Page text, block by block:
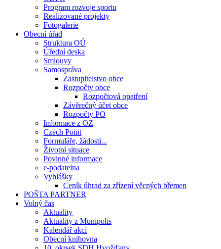
Program rozvoje sportu
Realizované projekty
Fotogalerie
Obecní úřad
Struktura OÚ
Úřední deska
Smlouvy
Samospráva
Zastupitelstvo obce
Rozpočty obce
Rozpočtová opatření
Závěrečný účet obce
Rozpočty PO
Informace z OZ
Czech Point
Formuláře, žádosti...
Životní situace
Povinné informace
e-podatelna
Vyhlášky
Ceník úhrad za zřízení věcných břemen
POŠTA PARTNER
Volný čas
Aktuality
Aktuality z Munipolis
Kalendář akcí
Obecní knihovna